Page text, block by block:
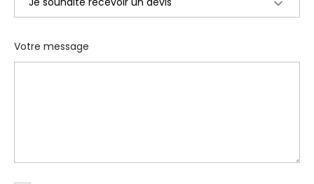
Votre message